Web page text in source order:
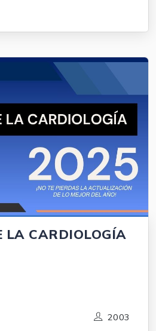
LA CARDIOLOGÍA
2003